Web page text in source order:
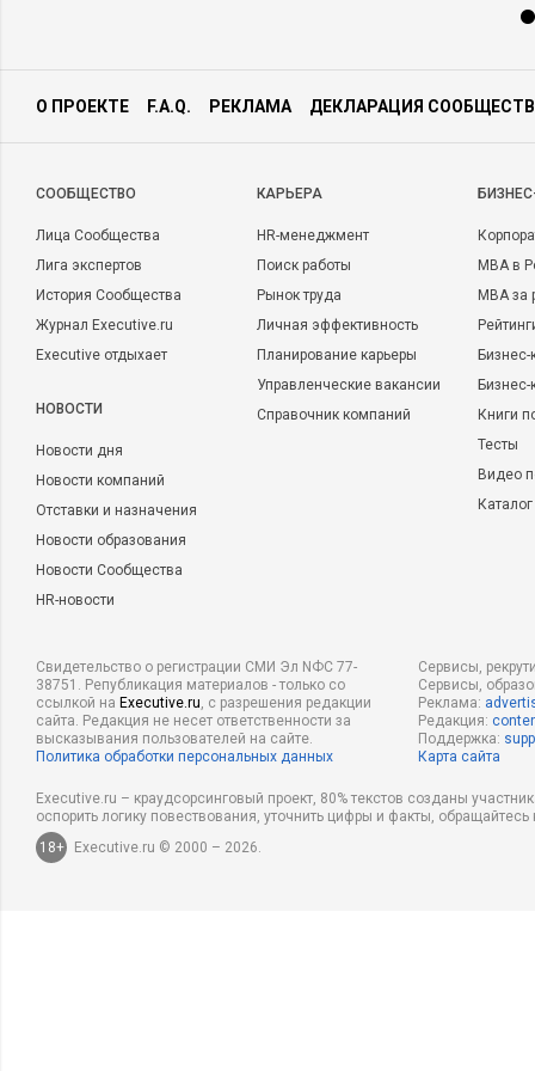
О ПРОЕКТЕ F.A.Q. РЕКЛАМА ДЕКЛАРАЦИЯ
CООБЩЕСТВО
Лица Сообщества
Лига экспертов
История Сообщества
Журнал Executive.ru
Executive отдыхает
НОВОСТИ
Новости дня
Новости компаний
Отставки и назначения
Новости образования
Новости Сообщества
HR-новости
КАРЬЕРА
HR-менеджмент
Поиск работы
Рынок труда
Личная эффективность
Планирование карьеры
Управленческие вакансии
Справочник компаний
MBA в
MBA
Бизнес-
Книги
Тесты
Видео
Свидетельство о регистрации СМИ Эл NФС 77-
38751. Републикация материалов - только со
ссылкой на Executive.ru, с разрешения редакции
сайта. Редакция не несет ответственности за
высказывания пользователей на сайте.
Политика обработки персональных данных
Сервисы,
Сервисы,
Реклама:
Редакция:
Поддержка:
Карта сайта
Executive.ru – краудсорсинговый проект, 80% текстов созданы
оспорить логику повествования, уточнить цифры и факты,
18+
Executive.ru © 2000 – 2026.